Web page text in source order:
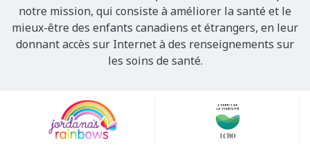
notre mission, qui consiste à améliorer la santé et le
mieux-être des enfants canadiens et étrangers, en leur
donnant accès sur Internet à des renseignements sur
les soins de santé.
Sponsors